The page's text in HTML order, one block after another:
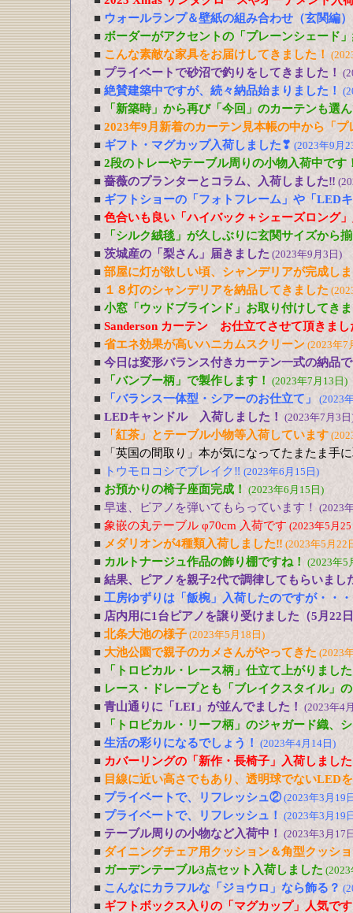
■ ウォールランプ＆壁紙の組み合わせ（玄関編）
■ ボーダーがアクセントの「プレーンシェード
■ こんな素敵な家具をお届けしてきました！
■ プライベートで砂沼で釣りをしてきました！
■ 絶賛建築中ですが、続々納品始まりました！
■
「新築時」から再び「今回」のカーテンも選
■ 2023年9月新着のカーテン見本帳の中から「
■ ギフト・マグカップ入荷しました❣ (2023年9月
■ 2段のトレーやテーブル周りの小物入荷中です
■ 薔薇のプランターとコラム、入荷しました‼
■ ギフトショーの「フォトフレーム」や「LED
■ 色合いも良い「ハイバック＋シェーズロング
■
「シルク絨毯」が久しぶりに玄関サイズから
■ 茨城産の「梨さん」届きました (2023年9月3日)
■ 部屋に灯が欲しい頃、シャンデリアが完成し
■ １８灯のシャンデリアを納品してきました
■ 小窓「ウッドブラインド」お取り付けしてき
■ Sanderson カーテン お仕立てさせて頂きまし
■ 省エネ効果が高いハニカムスクリーン (2023年7
■ 今日は変形バランス付きカーテン一式の納品
■
「バンブー柄」で製作します！ (2023年7月13日)
■ 「バランス一体型・シアーのお仕立て」 (2023
■ LEDキャンドル 入荷しました！ (2023年7月3日
■ 「紅茶」とテーブル小物等入荷しています
■
「英国の間取り」本が気になってたまたま手
■
トウモロコシでブレイク‼ (2023年6月15日)
■ お預かりの椅子座面完成！ (2023年6月15日)
■ 早速、ピアノを弾いてもらっています！ (2023
■ 象嵌の丸テーブル φ70cm 入荷です (2023年5月
■ メダリオンが4種類入荷しました‼ (2023年5月22
■ カルトナージュ作品の飾り棚ですね！ (2023年5
■ 結果、ピアノを親子2代で調律してもらいまし
■ 工房ゆずりは「飯椀」入荷したのですが・・・
■ 店内用に1台ピアノを譲り受けました（5月22
■ 北条大池の様子 (2023年5月18日)
■ 大池公園で親子のカメさんがやってきた (2023
■ 「トロピカル・レース柄」仕立て上がりました
■ レース・ドレープとも「ブレイクスタイル」
■ 青山通りに「LEI」が並んでました！ (2023年4
■
「トロピカル・リーフ柄」のジャガード織、
■ 生活の彩りになるでしょう！ (2023年4月14日)
■ カバーリングの「新作・長椅子」入荷しまし
■ 目線に近い高さでもあり、透明球でないLED
■ プライベートで、リフレッシュ② (2023年3月19
■ プライベートで、リフレッシュ！ (2023年3月19
■ テーブル周りの小物など入荷中！ (2023年3月17
■ ダイニングチェア用クッション＆角型クッシ
■ ガーデンテーブル3点セット入荷しました
■ こんなにカラフルな「ジョウロ」なら飾る？
■ ギフトボックス入りの「マグカップ」人気で